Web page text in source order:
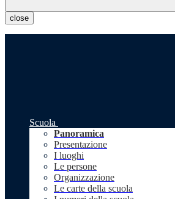
close
Scuola
Panoramica
Presentazione
I luoghi
Le persone
Organizzazione
Le carte della scuola